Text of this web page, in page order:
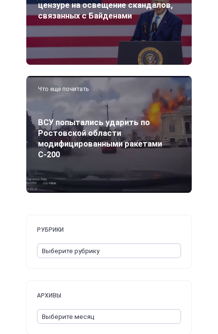
цензуре на освещение скандалов,
связанных с Байденами
Что еще почитать
ВСУ попытались ударить по
Ростовской области
модифицированными ракетами
С-200
РУБРИКИ
АРХИВЫ